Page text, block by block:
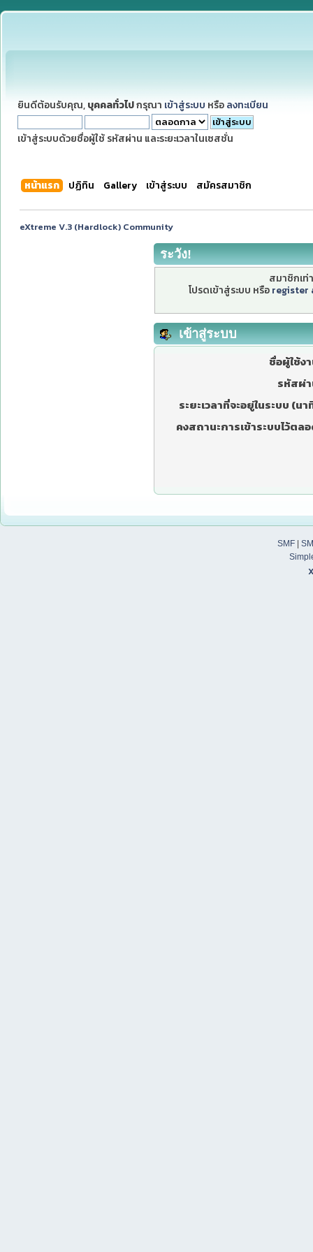
ยินดีต้อนรับคุณ, บุคคลทั่วไปกรุณา เข้าสู่ระบบ หรือ ลงทะเบียน
เข้าสู่ระบบด้วยชื่อผู้ใช้ รหัสผ่าน และระยะเวลาในเซสชั่น
หน้าแรก ปฏิทิน Gallery เข้าสู่ระบบ สมัครสมาชิก
eXtreme V.3 (Hardlock) Community
ระวัง!
สมาชิกเท่
โปรดเข้าสู่ระบบ หรือ register
เข้าสู่ระบบ
ชื่อผู้ใช้ง
รหัสผ่
ระยะเวลาที่จะอยู่ในระบบ (นา
คงสถานะการเข้าระบบไว้ตล
SMF|